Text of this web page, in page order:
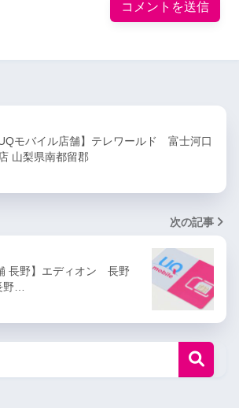
UQモバイル店舗】テレワールド 富士河口
山梨県南都留郡
次の記事
長野】エディオン 長野
野…